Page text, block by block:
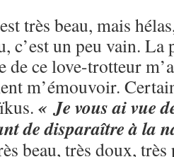
très beau, mais
c’est un peu vain. La
de ce love-trotteur
m’émouvoir.
« Je vous ai vue
de disparaître à la
beau, très doux,